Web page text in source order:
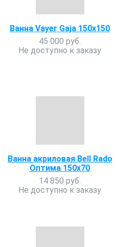
Ванна Vayer Gaja 150х150
45 000 руб.
Не доступно к заказу
Ванна акриловая Bell Rado
Оптима 150х70
14 850 руб.
Не доступно к заказу